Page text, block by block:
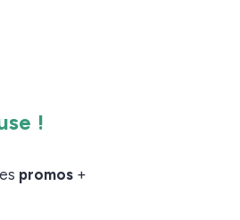
Vivlio –
3
valent
Vivlio
liseuse